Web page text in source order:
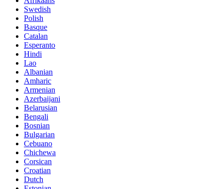
Swedish
Polish
Basque
Catalan
Esperanto
Hindi
Lao
Albanian
Amharic
Armenian
Azerbaijani
Belarusian
Bengali
Bosnian
Bulgarian
Cebuano
Chichewa
Corsican
Croatian
Dutch